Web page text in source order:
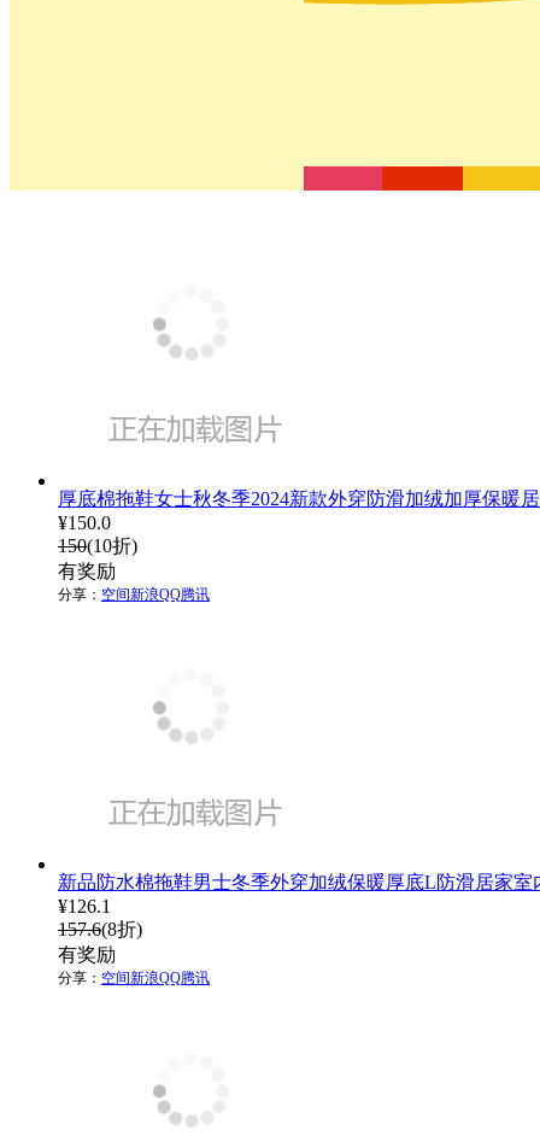
厚底棉拖鞋女士秋冬季2024新款外穿防滑加绒加厚保暖
¥150.0
150(10折)
有奖励
分享： 空间新浪QQ腾讯
新品防水棉拖鞋男士冬季外穿加绒保暖厚底L防滑居家室
¥126.1
157.6(8折)
有奖励
分享： 空间新浪QQ腾讯